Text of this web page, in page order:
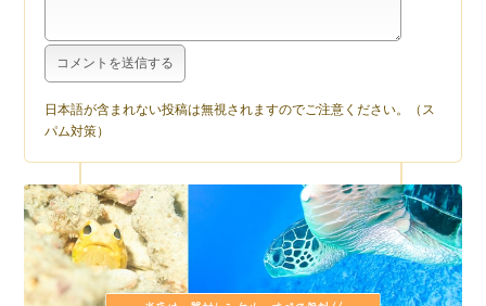
日本語が含まれない投稿は無視されますのでご注意ください。（ス
パム対策）